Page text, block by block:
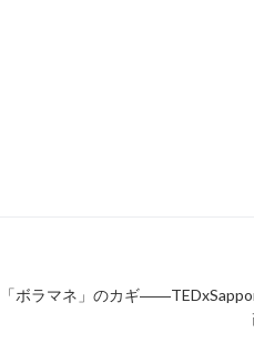
「ボラマネ」のカギ